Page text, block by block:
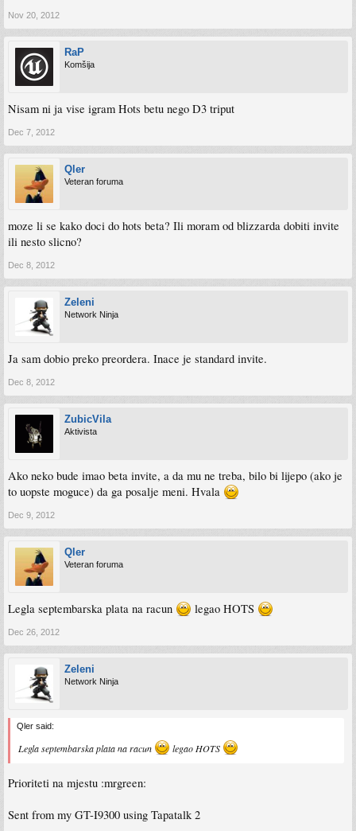
Nov 20, 2012
RaP
Komšija
Nisam ni ja vise igram Hots betu nego D3 triput
Dec 7, 2012
Qler
Veteran foruma
moze li se kako doci do hots beta? Ili moram od blizzarda dobiti invite
ili nesto slicno?
Dec 8, 2012
Zeleni
Network Ninja
Ja sam dobio preko preordera. Inace je standard invite.
Dec 8, 2012
ZubicVila
Aktivista
Ako neko bude imao beta invite, a da mu ne treba, bilo bi lijepo (ako je
to uopste moguce) da ga posalje meni. Hvala
Dec 9, 2012
Qler
Veteran foruma
Legla septembarska plata na racun legao HOTS
Dec 26, 2012
Zeleni
Network Ninja
Qler said:
Legla septembarska plata na racun legao HOTS
Prioriteti na mjestu :mrgreen:
Sent from my GT-I9300 using Tapatalk 2